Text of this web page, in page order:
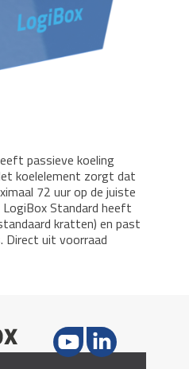
passieve koeling
koelelement zorgt dat
72 uur op de juiste
Standard heeft
kratten) en past
Direct uit voorraad